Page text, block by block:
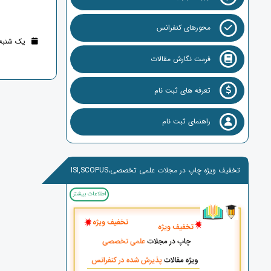
محورهای کنفرانس
فرمت نگارش مقالات
تعرفه های ثبت نام
راهنمای ثبت نام
تخفیف ویژه چاپ در مجلات علمی تخصصی،ISI,SCOPUS
اطلاعات بیشتر
یک شنبه 31 تیر 1403 (2